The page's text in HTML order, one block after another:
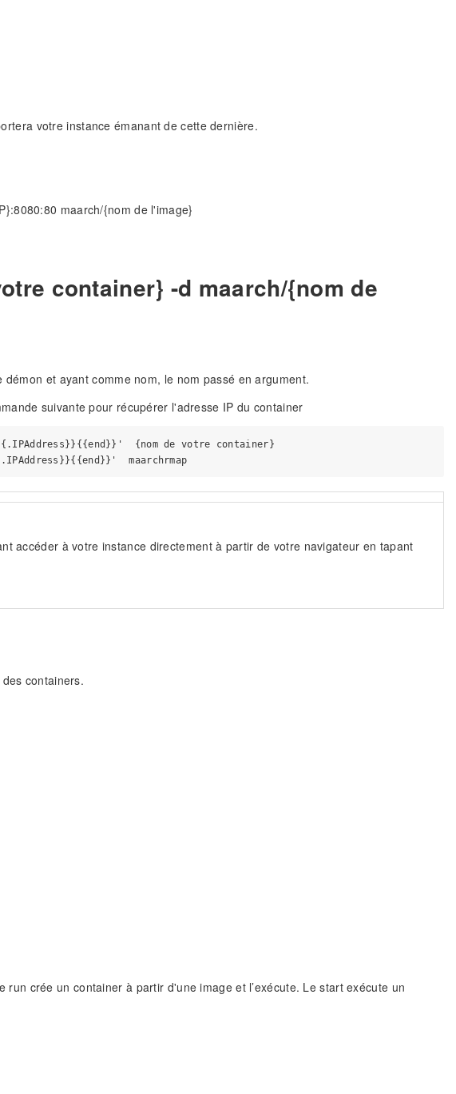
votre instance émanant de cette dernière.
maarch/{nom de l'image}
container} -d maarch/{nom de
et ayant comme nom, le nom passé en argument.
suivante pour récupérer l'adresse IP du container
{nom de votre container}
accéder à votre instance directement à partir de votre navigateur en tapant
containers.
crée un container à partir d'une image et l’exécute. Le start exécute un